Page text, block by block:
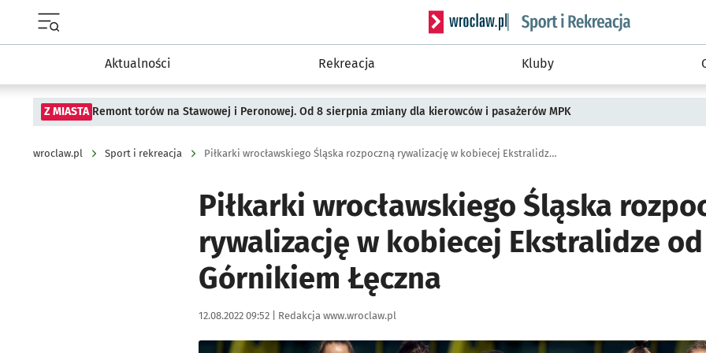
Serwis informacyjny wroclaw.pl podserwis: Sport
Aktualności Rekreacja Kluby
Z MIASTA Remont torów na Stawowej i Peronowej. Od 8 sierpnia zmiany dla kierowców i pasażerów MPK
wroclaw.pl Sport i rekreacja Piłkarki wrocławskiego Śląska rozpoczną rywalizację w kobiecej Ekstralidze od meczu z Górnikiem Łęczna
Piłkarki wrocławskiego Śląska
rywalizację w kobiecej Ekstralidze od
Górnikiem Łęczna
Data publikacji:
12.08.2022 09:52 | Autor:
Redakcja www.wroclaw.pl
Kliknij, aby zobaczyć galerię